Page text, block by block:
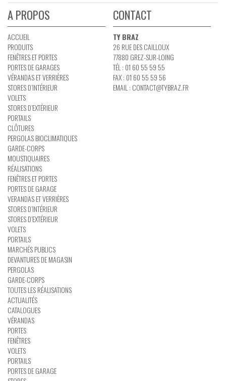
A PROPOS
ACCUEIL
PRODUITS
FENÊTRES ET PORTES
PORTES DE GARAGES
VÉRANDAS ET VERRIÈRES
STORES D’INTÉRIEUR
VOLETS
STORES D’EXTÉRIEUR
PORTAILS
CLÔTURES
PERGOLAS BIOCLIMATIQUES
GARDE-CORPS
MOUSTIQUAIRES
RÉALISATIONS
FENÊTRES ET PORTES
PORTES DE GARAGE
VERANDAS ET VERRIÈRES
STORES D’INTÉRIEUR
STORES D’EXTÉRIEUR
VOLETS
PORTAILS
MARCHÉS PUBLICS
DEVANTURES DE MAGASIN
PERGOLAS
GARDE-CORPS
TOUTES LES RÉALISATIONS
ACTUALITÉS
CATALOGUES
VÉRANDAS
PORTES
FENÊTRES
VOLETS
PORTAILS
PORTES DE GARAGE
CONTACT
TY BRAZ
26 RUE DES CAILLOUX
77880 GREZ-SUR-LOING
TÉL : 01 60 55 59 55
FAX : 01 60 55 59 56
EMAIL : CONTACT@TYBRAZ.FR